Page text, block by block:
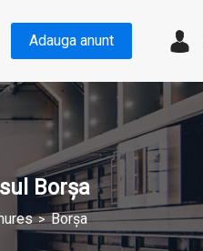
Adauga anunt
Borșa
Borșa